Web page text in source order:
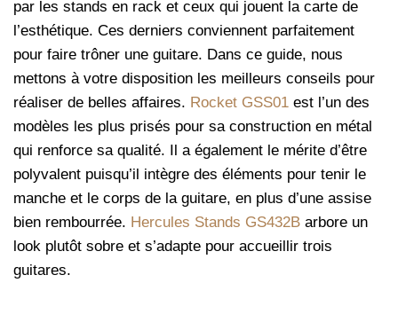
par les stands en rack et ceux qui jouent la carte de
l’esthétique. Ces derniers conviennent parfaitement
pour faire trôner une guitare. Dans ce guide, nous
mettons à votre disposition les meilleurs conseils pour
réaliser de belles affaires. Rocket GSS01 est l’un des
modèles les plus prisés pour sa construction en métal
qui renforce sa qualité. Il a également le mérite d’être
polyvalent puisqu’il intègre des éléments pour tenir le
manche et le corps de la guitare, en plus d’une assise
bien rembourrée. Hercules Stands GS432B arbore un
look plutôt sobre et s’adapte pour accueillir trois
guitares.